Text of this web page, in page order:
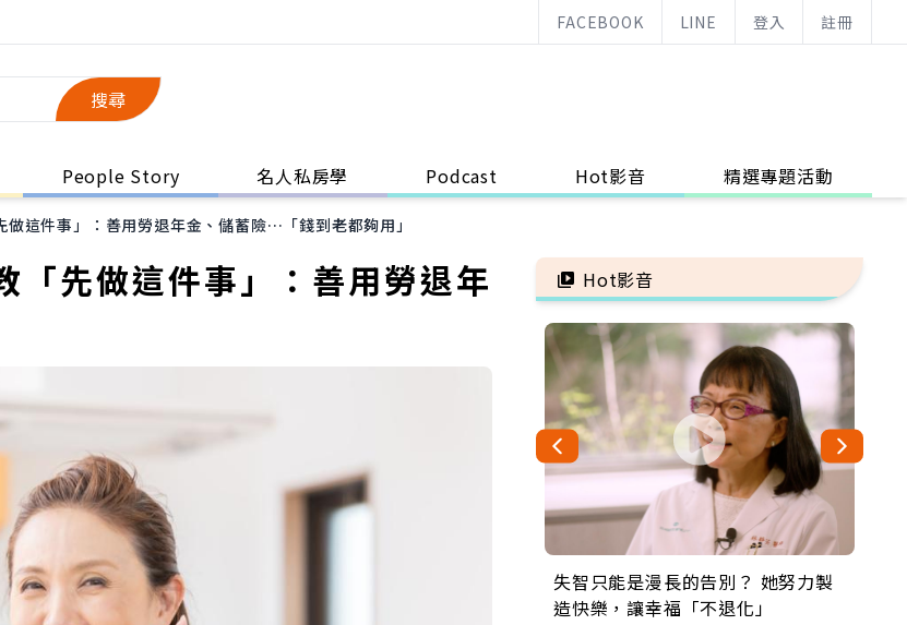
FACEBOOK LINE 登入 註冊
搜尋
People Story 名人私房學 Podcast Hot影音 精選專題活動
這件事」：善用勞退年金、儲蓄險…「錢到老都夠用」
「先做這件事」：善用勞退年
Hot影音
失智只能是漫長的告別？ 她努力製
造快樂，讓幸福「不退化」
來自剛果的巧克力神父 為台灣奉獻
36年 「台灣是我的家，我連作夢都
63歲卸矽谷副總、搬回台灣找快
樂！「蛋黃哥小丑」走進安養院，
104歲打破金氏世界紀錄 成為全球
最年長羽球選手，分享長壽的秘密
事業巔峰他選擇追夢…黑手阿伯拉
小提琴還登上小巨蛋！連CNN都大